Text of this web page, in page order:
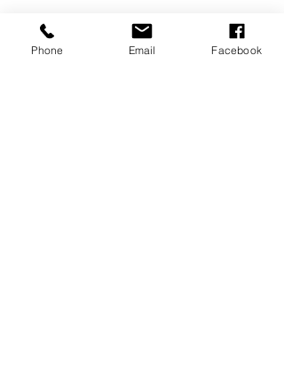
Dimensions * (HxL) : 40 x 22 cm
Poids * : 0,675 Kg
Phone Email Facebook